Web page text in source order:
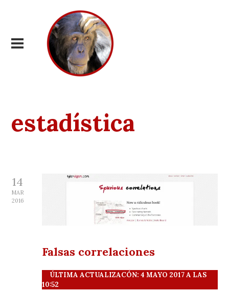
estadística
14
MAR
2016
Falsas correlaciones
ÚLTIMA ACTUALIZACÓN: 4 MAYO 2017 A LAS
10:52